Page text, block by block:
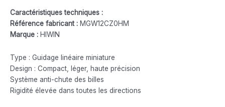
Caractéristiques techniques :
Référence fabricant : MGW12CZ0HM
Marque : HIWIN
Type : Guidage linéaire miniature
Design : Compact, léger, haute précision
Système anti-chute des billes
Rigidité élevée dans toutes les directions